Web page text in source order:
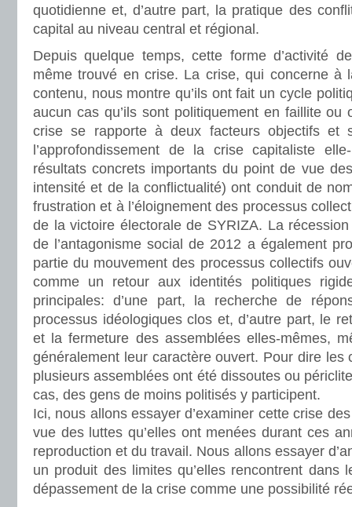
quotidienne et, d’autre part, la pratique des
capital au niveau central et régional.
Depuis quelque temps, cette forme d’activité
même trouvé en crise. La crise, qui concerne à
contenu, nous montre qu’ils ont fait un cycle
aucun cas qu’ils sont politiquement en faillite ou
crise se rapporte à deux facteurs objectifs et
l’approfondissement de la crise capitaliste
résultats concrets importants du point de vue
intensité et de la conflictualité) ont conduit de
frustration et à l’éloignement des processus
de la victoire électorale de SYRIZA. La
de l’antagonisme social de 2012 a également
partie du mouvement des processus collectifs
comme un retour aux identités politiques
principales: d’une part, la recherche de
processus idéologiques clos et, d’autre part, le
et la fermeture des assemblées elles-mêmes,
généralement leur caractère ouvert. Pour dire les
plusieurs assemblées ont été dissoutes ou
cas, des gens de moins politisés y participent.
Ici, nous allons essayer d’examiner cette crise
vue des luttes qu’elles ont menées durant ces
reproduction et du travail. Nous allons essayer
un produit des limites qu’elles rencontrent dans
dépassement de la crise comme une possibilité